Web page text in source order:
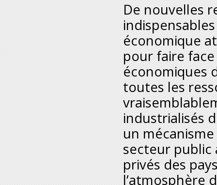
De nouvelles
économique
pour faire
économiques
toutes les
industrialisés
un
secteur public
privés des
l’atmosphère